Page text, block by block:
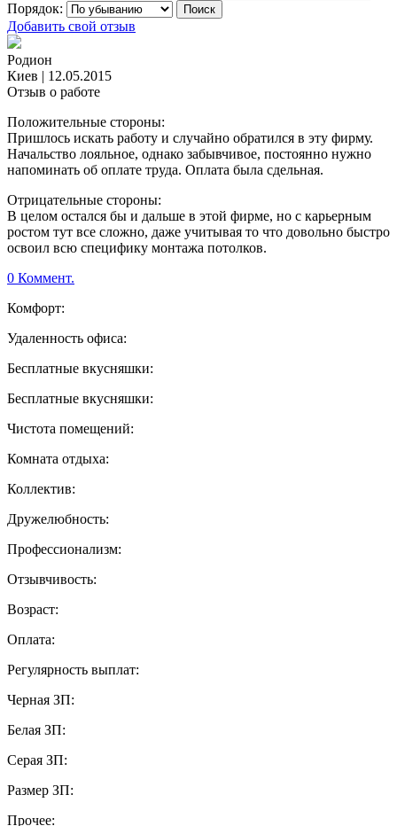
Порядок:
Добавить свой отзыв
Родион
Киев | 12.05.2015
Отзыв о работе
Положительные стороны:
Пришлось искать работу и случайно обратился в эту фирму.
Начальство лояльное, однако забывчивое, постоянно нужно
напоминать об оплате труда. Оплата была сдельная.
Отрицательные стороны:
В целом остался бы и дальше в этой фирме, но с карьерным
ростом тут все сложно, даже учитывая то что довольно быстро
освоил всю специфику монтажа потолков.
0 Коммент.
Комфорт:
Удаленность офиса:
Бесплатные вкусняшки:
Бесплатные вкусняшки:
Чистота помещений:
Комната отдыха:
Коллектив:
Дружелюбность:
Профессионализм:
Отзывчивость:
Возраст:
Оплата:
Регулярность выплат:
Черная ЗП:
Белая ЗП:
Серая ЗП:
Размер ЗП:
Прочее: